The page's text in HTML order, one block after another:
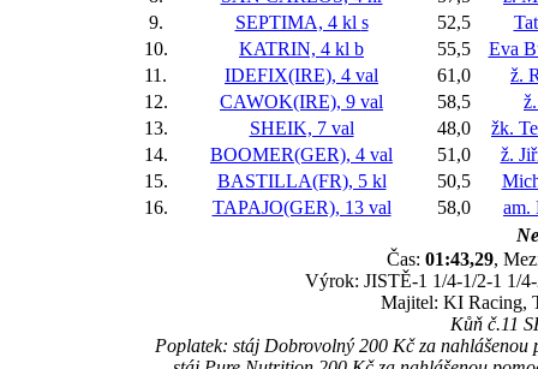
9.
SEPTIMA, 4 kl s 52,5
10.
KATRIN, 4 kl b 55,5
Eva
11.
IDEFIX(IRE), 4 val 61,0
ž.
12.
CAWOK(IRE), 9 val 58,5
13.
SHEIK, 7 val 48,0
žk.
14.
BOOMER(GER), 4 val 51,0
ž.
15.
BASTILLA(FR), 5 kl 50,5
16.
TAPAJO(GER), 13 val 58,0
am.
Čas: 01:43,29,
Výrok: JISTĚ-1 1/4-1/2-1 1/
Majitel: KI Racing,
Kůň č.11
Poplatek: stáj Dobrovolný 200 Kč za